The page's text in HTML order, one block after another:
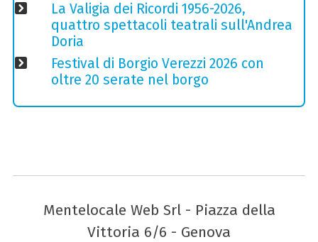
La Valigia dei Ricordi 1956-2026,
quattro spettacoli teatrali sull'Andrea
Doria
Festival di Borgio Verezzi 2026 con
oltre 20 serate nel borgo
Mentelocale Web Srl - Piazza della
Vittoria 6/6 - Genova